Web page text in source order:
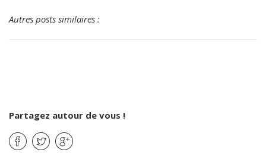
Autres posts similaires :
Partagez autour de vous !